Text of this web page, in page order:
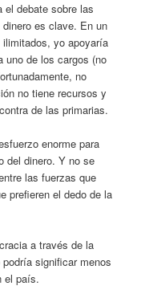
el debate sobre las
es clave. En un
yo apoyaría
uno de los cargos (no
no
no tiene recursos y
de las primarias.
enorme para
del dinero. Y no se
las fuerzas que
prefieren el dedo de la
a través de la
significar menos
el país.